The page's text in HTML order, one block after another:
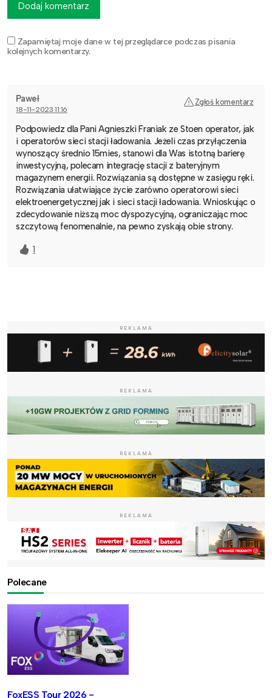
Zapamiętaj moje dane w tej przeglądarce podczas pisania
kolejnych komentarzy.
Dodaj komentarz
Paweł
18-11-2023 11:16
Zgłoś komentarz
Podpowiedz dla Pani Agnieszki Franiak ze Stoen operator, jak
i operatorów sieci stacji ładowania. Jeżeli czas przyłączenia
wynoszący średnio 15mies, stanowi dla Was istotną barierę
inwestycyjną, polecam integrację stacji z bateryjnym
magazynem energii. Rozwiązania są dostępne w zasięgu ręki.
Rozwiązania ułatwiające życie zarówno operatorowi sieci
elektroenergetycznej jak i sieci stacji ładowania. Wnioskując o
zdecydowanie niższą moc dyspozycyjną, ograniczając moc
szczytową fenomenalnie, na pewno zyskają obie strony.
1
REKLAMA
REKLAMA
REKLAMA
REKLAMA
Polecane
FoxESS Tour 2026 -